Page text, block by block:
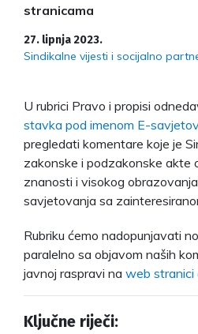
stranicama
27. lipnja 2023.
Sindikalne vijesti i socijalno
U rubrici Pravo i propisi
stavka pod imenom E-
pregledati komentare koje je
zakonske i podzakonske akte
znanosti i visokog
savjetovanja sa
Rubriku ćemo nadopunjavati
paralelno sa objavom naših
javnoj raspravi na web
Ključne riječi: